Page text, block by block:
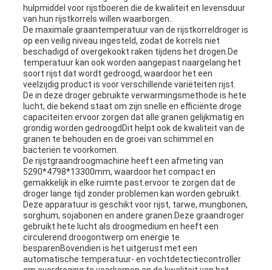
hulpmiddel voor rijstboeren die de kwaliteit en levensduur
van hun rijstkorrels willen waarborgen..
De maximale graantemperatuur van de rijstkorreldroger is
op een veilig niveau ingesteld, zodat de korrels niet
beschadigd of overgekookt raken tijdens het drogen.De
temperatuur kan ook worden aangepast naargelang het
soort rijst dat wordt gedroogd, waardoor het een
veelzijdig product is voor verschillende variëteiten rijst.
De in deze droger gebruikte verwarmingsmethode is hete
lucht, die bekend staat om zijn snelle en efficiënte droge
capaciteiten.ervoor zorgen dat alle granen gelijkmatig en
grondig worden gedroogdDit helpt ook de kwaliteit van de
granen te behouden en de groei van schimmel en
bacteriën te voorkomen.
De rijstgraandroogmachine heeft een afmeting van
5290*4798*13300mm, waardoor het compact en
gemakkelijk in elke ruimte past.ervoor te zorgen dat de
droger lange tijd zonder problemen kan worden gebruikt.
Deze apparatuur is geschikt voor rijst, tarwe, mungbonen,
sorghum, sojabonen en andere granen.Deze graandroger
gebruikt hete lucht als droogmedium en heeft een
circulerend droogontwerp om energie te
besparenBovendien is het uitgerust met een
automatische temperatuur- en vochtdetectiecontroller